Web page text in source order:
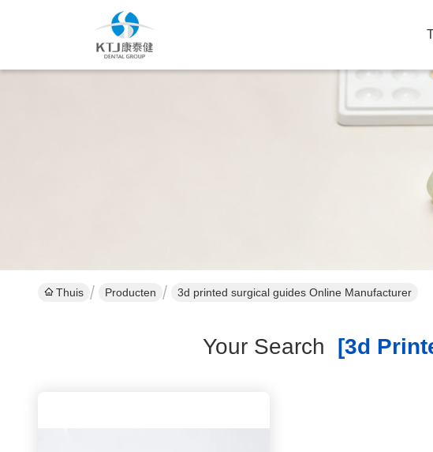
Thuis Producten 3d printed surgical guides Online Manufacturer
Your Search [3d